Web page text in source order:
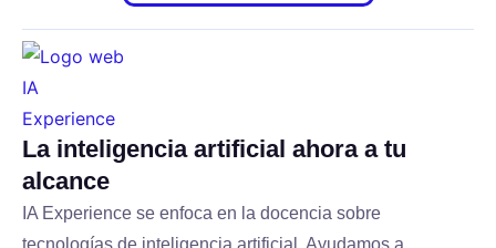
La inteligencia artificial ahora a tu
alcance
IA Experience se enfoca en la docencia sobre
tecnologías de inteligencia artificial. Ayudamos a